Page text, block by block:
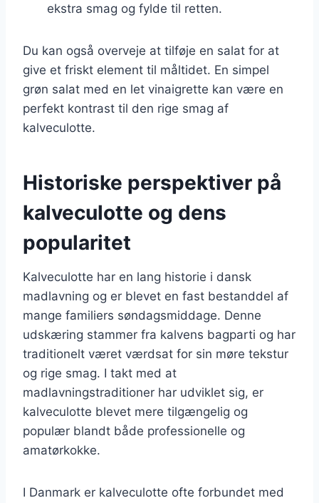
ekstra smag og fylde til retten.
Du kan også overveje at tilføje en salat for at
give et friskt element til måltidet. En simpel
grøn salat med en let vinaigrette kan være en
perfekt kontrast til den rige smag af
kalveculotte.
Historiske perspektiver på
kalveculotte og dens
popularitet
Kalveculotte har en lang historie i dansk
madlavning og er blevet en fast bestanddel af
mange familiers søndagsmiddage. Denne
udskæring stammer fra kalvens bagparti og har
traditionelt været værdsat for sin møre tekstur
og rige smag. I takt med at
madlavningstraditioner har udviklet sig, er
kalveculotte blevet mere tilgængelig og
populær blandt både professionelle og
amatørkokke.
I Danmark er kalveculotte ofte forbundet med